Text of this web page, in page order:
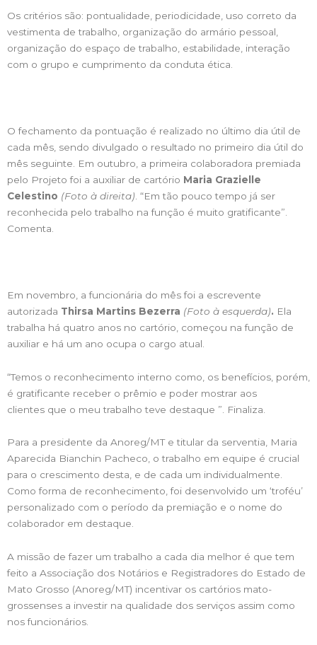
Os critérios são: pontualidade, periodicidade, uso correto da
vestimenta de trabalho, organização do armário pessoal,
organização do espaço de trabalho, estabilidade, interação
com o grupo e cumprimento da conduta ética.
O fechamento da pontuação é realizado no último dia útil de
cada mês, sendo divulgado o resultado no primeiro dia útil do
mês seguinte. Em outubro, a primeira colaboradora premiada
pelo Projeto foi a auxiliar de cartório Maria Grazielle
Celestino (Foto à direita) . “Em tão pouco tempo já ser
reconhecida pelo trabalho na função é muito gratificante”.
Comenta.
Em novembro, a funcionária do mês foi a escrevente
autorizada Thirsa Martins Bezerra (Foto à esquerda). Ela
trabalha há quatro anos no cartório, começou na função de
auxiliar e há um ano ocupa o cargo atual.
“Temos o reconhecimento interno como, os benefícios, porém,
é gratificante receber o prêmio e poder mostrar aos
clientes que o meu trabalho teve destaque ”. Finaliza.
Para a presidente da Anoreg/MT e titular da serventia, Maria
Aparecida Bianchin Pacheco, o trabalho em equipe é crucial
para o crescimento desta, e de cada um individualmente.
Como forma de reconhecimento, foi desenvolvido um ‘troféu’
personalizado com o período da premiação e o nome do
colaborador em destaque.
A missão de fazer um trabalho a cada dia melhor é que tem
feito a Associação dos Notários e Registradores do Estado de
Mato Grosso (Anoreg/MT) incentivar os cartórios mato-
grossenses a investir na qualidade dos serviços assim como
nos funcionários.